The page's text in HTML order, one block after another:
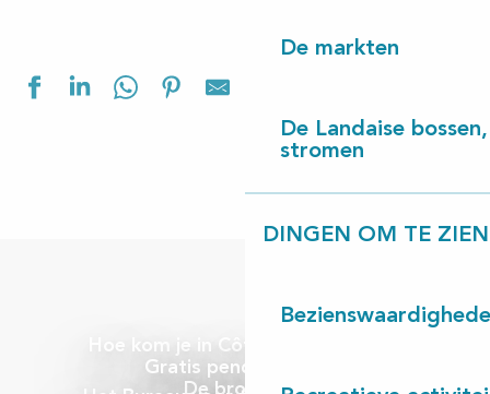
De markten
De Landaise
stromen
DINGEN OM TE
Hoe kom je in Côte Landes Nature
Gratis pendeldiensten
De brochures